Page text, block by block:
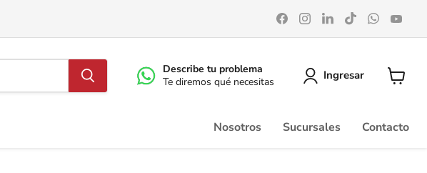
Encuéntrenos
en
Facebook
Encuéntrenos
en
Instagram
Encuéntrenos
en
LinkedIn
Encuéntrenos
en
TikTok
en
Describe tu problema
Te diremos qué necesitas
Ingresar
Nosotros Sucursales Contacto